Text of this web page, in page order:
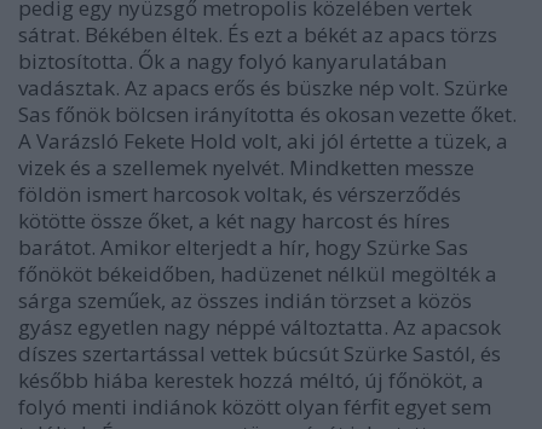
pedig egy nyüzsgő metropolis közelében vertek
sátrat. Békében éltek. És ezt a békét az apacs törzs
biztosította. Ők a nagy folyó kanyarulatában
vadásztak. Az apacs erős és büszke nép volt. Szürke
Sas főnök bölcsen irányította és okosan vezette őket.
A Varázsló Fekete Hold volt, aki jól értette a tüzek, a
vizek és a szellemek nyelvét. Mindketten messze
földön ismert harcosok voltak, és vérszerződés
kötötte össze őket, a két nagy harcost és híres
barátot. Amikor elterjedt a hír, hogy Szürke Sas
főnököt békeidőben, hadüzenet nélkül megölték a
sárga szeműek, az összes indián törzset a közös
gyász egyetlen nagy néppé változtatta. Az apacsok
díszes szertartással vettek búcsút Szürke Sastól, és
később hiába kerestek hozzá méltó, új főnököt, a
folyó menti indiánok között olyan férfit egyet sem